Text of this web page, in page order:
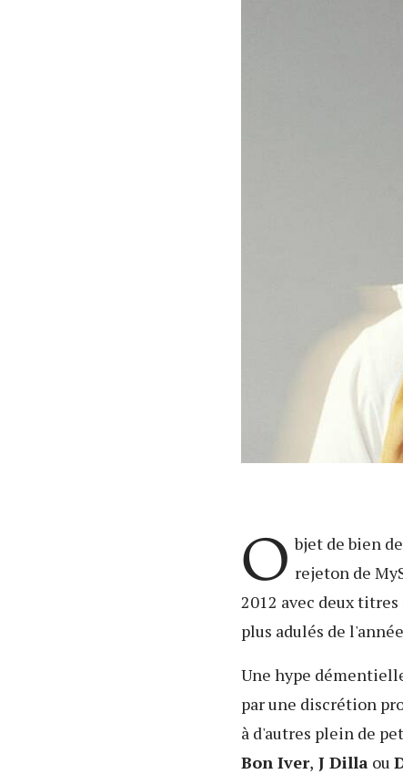
O bjet de bien
rejeton de
2012 avec deux
plus adulés de
Une hype
par une discrétion
à d'autres plein de
Bon Iver, J Dilla ou